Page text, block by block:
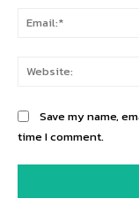
Save my name,
time I comment.